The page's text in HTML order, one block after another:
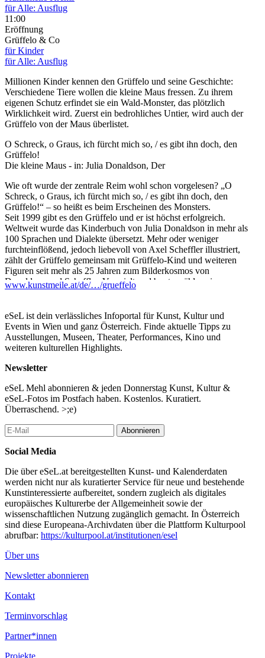
für Alle: Ausflug
11:00
Eröffnung
Grüffelo & Co
für Kinder
für Alle: Ausflug
Millionen Kinder kennen den Grüffelo und seine Geschichte:
Verschiedene Tiere wollen die kleine Maus fressen. Zu ihrem
eigenen Schutz erfindet sie ein Wald-Monster, das plötzlich
Wirklichkeit wird. Zuerst ein bedrohliches Untier, wird auch der
Grüffelo von der Maus überlistet.
O Schreck, o Graus, ich fürcht mich so, / es gibt ihn doch, den
Grüffelo!
Die kleine Maus - in: Julia Donaldson, Der
Wie oft wurde der zentrale Reim wohl schon vorgelesen? „O
Schreck, o Graus, ich fürcht mich so, / es gibt ihn doch, den
Grüffelo!“ – so heißt es beim Erscheinen des Monsters.
Seit 1999 gibt es den Grüffelo und er ist höchst erfolgreich.
Weltweit wurde das Kinderbuch von Julia Donaldson in mehr als
100 Sprachen und Dialekte übersetzt. Mehr oder weniger
furchteinflößend, jedoch liebevoll von Axel Scheffler illustriert,
zählt der Grüffelo gemeinsam mit Grüffelo-Kind und weiteren
Figuren seit mehr als 25 Jahren zum Bilderkosmos von
Donaldson und Scheffler. Verspielt und bunt erzählen sie von
Mut, Selbstvertrauen, dem Überwinden von Ängsten, von
gereimt. In der Ausstellung zeigen rund 70 originale
Illustrationen, Skizzen und vorbereitende Arbeiten das Entstehen
dieser Welten.
Bunte Bilder, feine Reime, überraschende Geschichten
Vor dem Grüffelo arbeitete das Kreativduo Donaldson-Scheffler
Bücher entwickelt Julia Donaldson und formt sie zu rhythmischen
Texten mit refrainartigen Wiederholungen. Über den Verlag erhält
Axel Scheffler die Manuskripte und lässt sich dann zu seinen
Geschichten, wie ein lebendiger Zweig in „Stockmann“ oder eine
clevere Ente, die den diebischen „Räuber Ratte“ austrickst.
Spielerisch wird dadurch die Zuversicht vermittelt, dass auch
Wertschätzung erfahren können. Oft führen überraschende
Wendungen zum Kern der Geschichte.
Den Grüffelo erleben
Axel Schefflers farbenfrohe Bilder wirken dabei einfach, sind
aber ausgeklügelt. Das zeigt die Entwicklung der Figur des
Grüffelos, wie sie in der Ausstellung nachgezeichnet ist.
Axel Scheffler sein markantes und gutmütiges Erscheinungsbild
Mitmach-Stationen zum Lesen, Hören, Spielen und kreativen
www.kunstmeile.at/de/…/grueffelo
eSeL ist dein verlässliches Infoportal für Kunst, Kultur und
Events in Wien und ganz Österreich. Finde aktuelle Tipps zu
Ausstellungen, Museen, Theater, Performances, Kino und
weiteren kulturellen Highlights.
Newsletter
eSeL Mehl abonnieren & jeden Donnerstag Kunst, Kultur &
eSeL-Fotos im Postfach haben. Kostenlos. Kuratiert.
Überraschend. >;e)
Abonnieren
Social Media
Die über eSeL.at bereitgestellten Kunst- und Kalenderdaten
werden nicht nur als kuratierter Service für neue und bestehende
Kunstinteressierte aufbereitet, sondern zugleich als digitales
europäisches Kulturerbe der Allgemeinheit sowie der
wissenschaftlichen Nutzung zugänglich gemacht. In Österreich
sind diese Europeana-Archivdaten über die Plattform Kulturpool
abrufbar: https://kulturpool.at/institutionen/esel
Über uns
Newsletter abonnieren
Kontakt
Terminvorschlag
Partner*innen
Projekte